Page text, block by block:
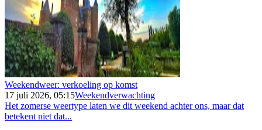
Weekendweer: verkoeling op komst
17 juli 2026, 05:15Weekendverwachting
Het zomerse weertype laten we dit weekend achter ons, maar dat
betekent niet dat...